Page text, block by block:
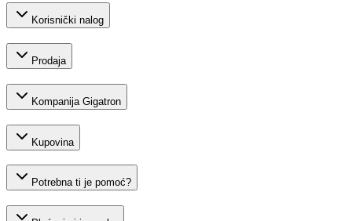
Korisnički nalog
Prodaja
Kompanija Gigatron
Kupovina
Potrebna ti je pomoć?